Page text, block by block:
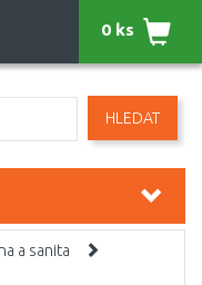
HLEDAT
0 ks
a sanita